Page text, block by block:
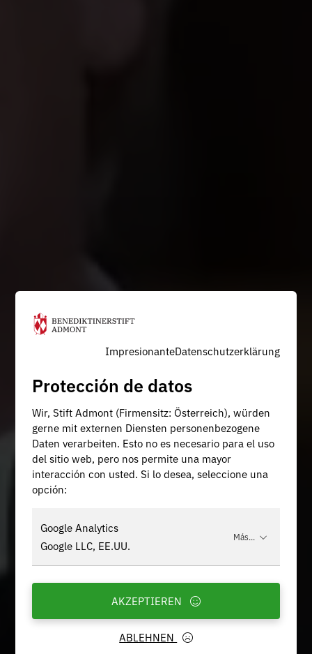
ImpresionanteDatenschutzerklärung
Protección de datos
Wir, Stift Admont (Firmensitz: Österreich), würden
gerne mit externen Diensten personenbezogene
Daten verarbeiten. Esto no es necesario para el uso
del sitio web, pero nos permite una mayor
interacción con usted. Si lo desea, seleccione una
opción:
Google Analytics
Google LLC, EE.UU.
Más...
ABLEHNEN
AKZEPTIEREN